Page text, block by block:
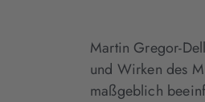
Martin Gregor-
und Wirken des
maßgeblich